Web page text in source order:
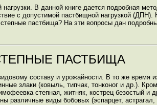
В данной книге дается подробная
с допустимой пастбищной нагрузкой
пастбища? На эти вопросы дан
ПАСТБИЩА
составу и урожайности. В то же
злаки (ковыль, типчак, тонконог и др.).
степная, житняк, кострец безостый и
различные виды бобовых (эспарцет,